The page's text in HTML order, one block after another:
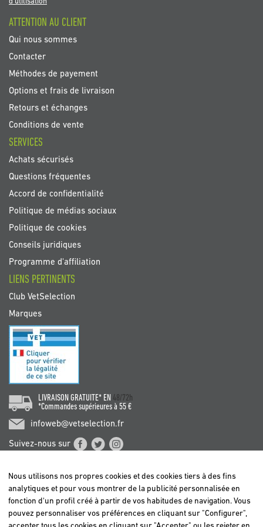
ATTENTION AU CLIENT
Qui nous sommes
Contacter
Méthodes de payement
Options et frais de livraison
Retours et échanges
Conditions de vente
SERVICES
Achats sécurisés
Questions fréquentes
Accord de confidentialité
Politique de médias sociaux
Politique de cookies
Conseils juridiques
Programme d'affiliation
LIENS PERTINENTS
Club VetSelection
Marques
LIVRAISON GRATUITE* EN 48/72h
*Commandes supérieures à 55 €
infoweb@vetselection.fr
Suivez-nous sur
BELGIË / BELGIQUE
Nous utilisons nos propres cookies et des cookies tiers à des fins
analytiques et pour vous montrer de la publicité personnalisée en
fonction d'un profil créé à partir de vos habitudes de navigation. Vous
pouvez personnaliser vos préférences en cliquant sur "Configurer",